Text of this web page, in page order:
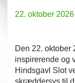
22. oktober
Den 22. oktober
inspirerende og
Hindsgavl Slot
skræddersys til